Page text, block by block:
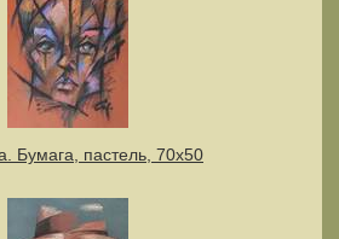
Бумага, пастель, 70x50